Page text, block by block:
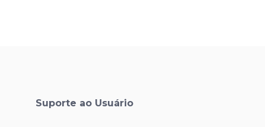
Suporte ao Usuário